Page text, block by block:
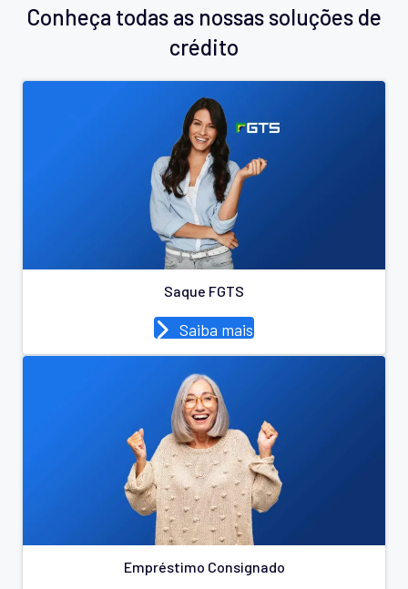
Conheça todas as nossas soluções de
crédito
Saque FGTS
Saiba mais
Empréstimo Consignado